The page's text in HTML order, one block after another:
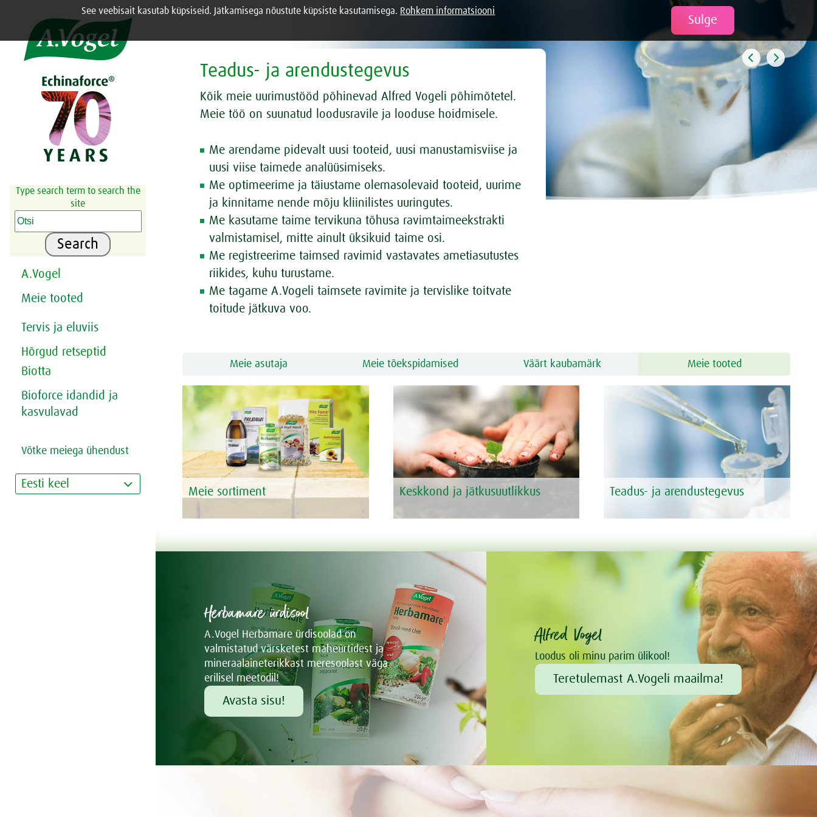

Type search term to search the
site
Search
A.Vogel
Meie tooted
Tervis ja eluviis
Hõrgud retseptid
Biotta
Bioforce idandid ja
kasvulavad
Võtke meiega ühendust
Eesti keel
Teadus- ja arendustegevus
Kõik meie uurimustööd põhinevad Alfred Vogeli põhimõtetel.
Meie töö on suunatud loodusravile ja looduse hoidmisele.
Me arendame pidevalt uusi tooteid, uusi manustamisviise ja
uusi viise taimede analüüsimiseks.
Me optimeerime ja täiustame olemasolevaid tooteid, uurime
ja kinnitame nende mõju kliinilistes uuringutes.
Me kasutame taime tervikuna tõhusa ravimtaimeekstrakti
valmistamisel, mitte ainult üksikuid taime osi.
Me registreerime taimsed ravimid vastavates ametiasutustes
riikides, kuhu turustame.
Me tagame A.Vogeli taimsete ravimite ja tervislike toitvate
toitude jätkuva voo.
Meie asutaja Meie tõekspidamised Väärt kaubamärk Meie tooted
Meie sortiment Keskkond ja jätkusuutlikkus Teadus- ja arendustegevus
Herbamare ürdisool
A.Vogel Herbamare ürdisoolad on
valmistatud värsketest maheürtidest ja
mineraalaineterikkast meresoolast väga
erilisel meetodil!
Avasta sisu!
Alfred Vogel
Loodus oli minu parim ülikool!
Teretulemast A.Vogeli maailma!
Sulge
See veebisait kasutab küpsiseid. Jätkamisega nõustute küpsiste kasutamisega. Rohkem informatsiooni
Share this selection